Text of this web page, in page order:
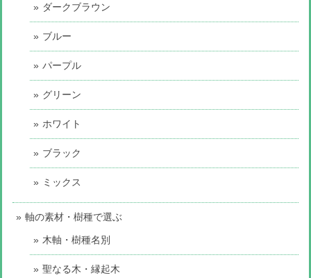
ダークブラウン
ブルー
パープル
グリーン
ホワイト
ブラック
ミックス
軸の素材・樹種で選ぶ
木軸・樹種名別
聖なる木・縁起木